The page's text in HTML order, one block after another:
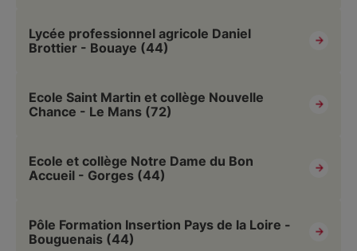
Lycée professionnel agricole Daniel
Brottier - Bouaye (44)
Ecole Saint Martin et collège Nouvelle
Chance - Le Mans (72)
Ecole et collège Notre Dame du Bon
Accueil - Gorges (44)
Pôle Formation Insertion Pays de la Loire -
Bouguenais (44)